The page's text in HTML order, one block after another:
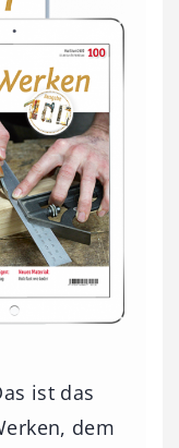
ist das
dem